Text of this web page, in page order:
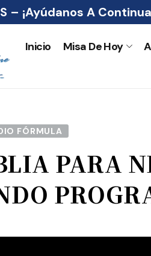
– ¡Ayúdanos A
Inicio Misa De Hoy
FÓRMULA
PARA